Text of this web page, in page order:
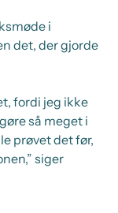
i
det, der gjorde
fordi jeg ikke
så meget i
prøvet det før,
siger